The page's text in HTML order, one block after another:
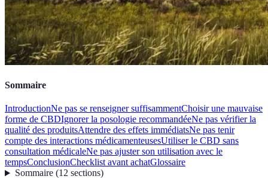
Sommaire
IntroductionNe pas se renseigner suffisammentChoisir une mauvaise
forme de CBDIgnorer la posologie recommandéeNe pas vérifier la
qualité des produitsAttendre des effets immédiatsNe pas tenir
compte des interactions médicamenteusesUtiliser le CBD sans
consultation médicaleNe pas ajuster son utilisation avec le
tempsConclusionChecklist avant achatGlossaire
Sommaire(12 sections)